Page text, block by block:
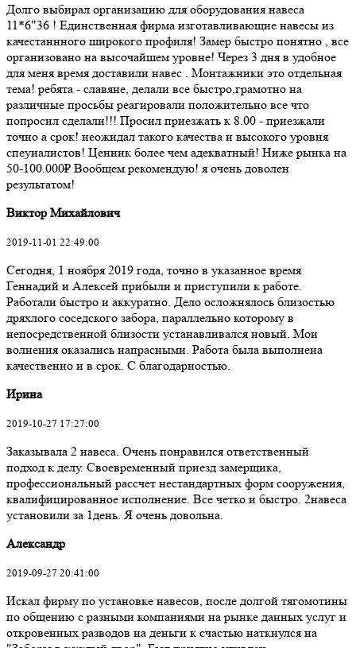
Долго выбирал организацию для оборудования навеса
11*6"36 ! Единственная фирма изготавливающие навесы из
качестаннного широкого профиля! Замер быстро понятно , все
организовано на высочайшем уровне! Через 3 дня в удобное
для меня время доставили навес . Монтажники это отдельная
тема! ребята - славяне, делали все быстро,грамотно на
различные просьбы реагировали положительно все что
попросил сделали!!! Просил приезжать к 8.00 - приезжали
точно а срок! неожидал такого качества и высокого уровня
спеуиалистов! Ценник более чем адекватный! Ниже рынка на
50-100.000₽ Вообщем рекомендую! я очень доволен
результатом!
Виктор Михайлович
2019-11-01 22:49:00
Сегодня, 1 ноября 2019 года, точно в указанное время
Геннадий и Алексей прибыли и приступили к работе.
Работали быстро и аккуратно. Дело осложнялось близостью
дряхлого соседского забора, параллельно которому в
непосредственной близости устанавливался новый. Мои
волнения оказались напрасными. Работа была выполнена
качественно и в срок. С благодарностью.
Ирина
2019-10-27 17:27:00
Заказывала 2 навеса. Очень понравился ответственный
подход к делу. Своевременный приезд замерщика,
профессиональный рассчет нестандартных форм сооружения,
квалифицированное исполнение. Все четко и быстро. 2навеса
установили за 1день. Я очень довольна.
Александр
2019-09-27 20:41:00
Искал фирму по установке навесов, после долгой тягомотины
по общению с разными компаниями на рынке данных услуг и
откровенных разводов на деньги к счастью наткнулся на